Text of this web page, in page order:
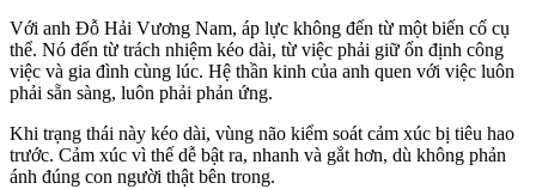
Với anh Đỗ Hải Vương Nam, áp lực không đến từ một biến cố cụ
thể. Nó đến từ trách nhiệm kéo dài, từ việc phải giữ ổn định công
việc và gia đình cùng lúc. Hệ thần kinh của anh quen với việc luôn
phải sẵn sàng, luôn phải phản ứng.
Khi trạng thái này kéo dài, vùng não kiểm soát cảm xúc bị tiêu hao
trước. Cảm xúc vì thế dễ bật ra, nhanh và gắt hơn, dù không phản
ánh đúng con người thật bên trong.